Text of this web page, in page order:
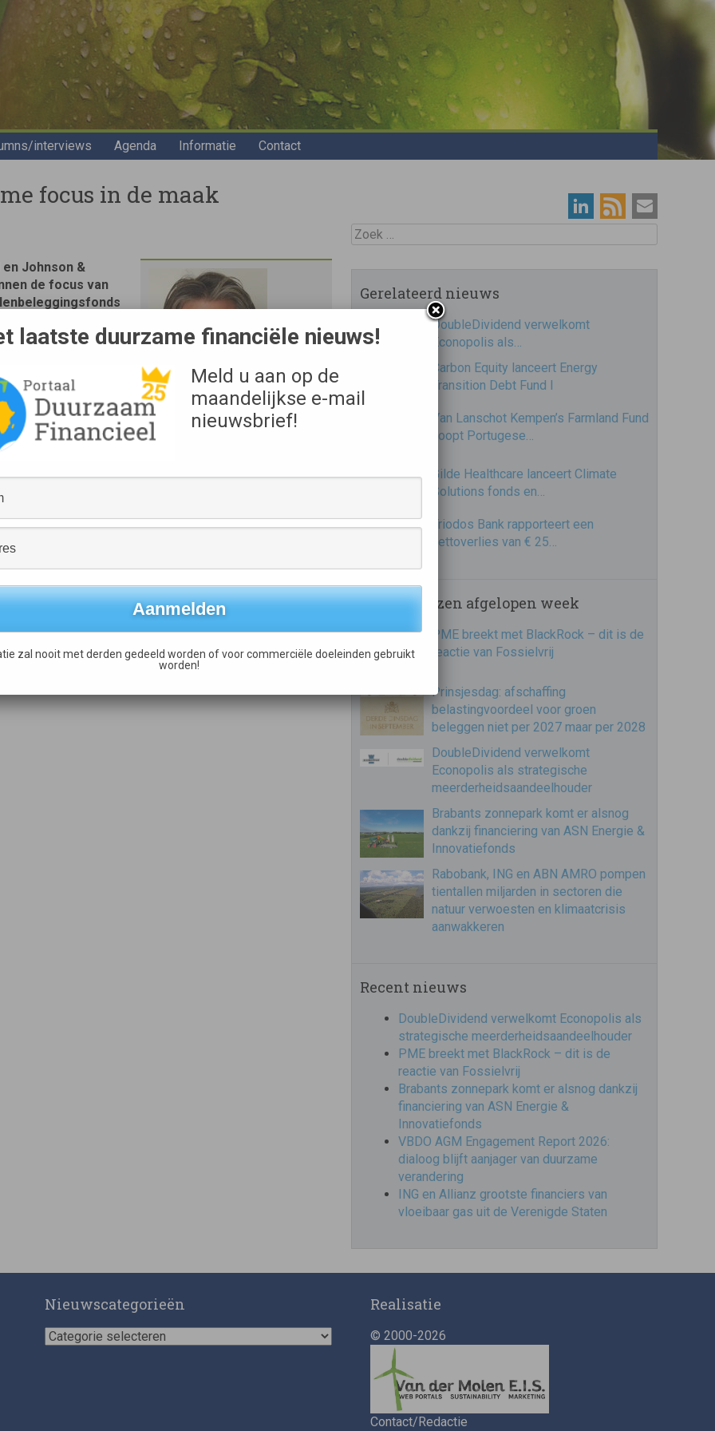
interviews Agenda Informatie Contact
focus in de maak
Lees het volledige artikel
Johnson &
de focus van
duurzame focus
Kastrop uit, een
Wereldwijde benchmark voor duurzaamheid start
Zoek
Gerelateerd nieuws
DoubleDividend verwelkomt
Econopolis als…
Carbon Equity lanceert Energy
Transition Debt Fund I
Van Lanschot Kempen’s Farmland Fund
koopt Portugese…
Gilde Healthcare lanceert Climate
Solutions fonds en…
Triodos Bank rapporteert een
nettoverlies van € 25…
Meest gelezen afgelopen week
PME breekt met BlackRock – dit is de
reactie van Fossielvrij
Prinsjesdag: afschaffing
belastingvoordeel voor groen
beleggen niet per 2027 maar per 2028
DoubleDividend verwelkomt
Econopolis als strategische
meerderheidsaandeelhouder
Brabants zonnepark komt er alsnog
dankzij financiering van ASN Energie &
Innovatiefonds
Rabobank, ING en ABN AMRO pompen
tientallen miljarden in sectoren die
natuur verwoesten en klimaatcrisis
aanwakkeren
Recent nieuws
DoubleDividend verwelkomt Econopolis als
strategische meerderheidsaandeelhouder
PME breekt met BlackRock – dit is de
reactie van Fossielvrij
Brabants zonnepark komt er alsnog dankzij
financiering van ASN Energie &
Innovatiefonds
VBDO AGM Engagement Report 2026:
dialoog blijft aanjager van duurzame
verandering
ING en Allianz grootste financiers van
vloeibaar gas uit de Verenigde Staten
Nieuwscategorieën
Nieuwscategorieën
Realisatie
© 2000-2026
Contact/Redactie
laatste duurzame financiële nieuws!
Meld u aan op de
maandelijkse e-mail
nieuwsbrief!
zal nooit met derden gedeeld worden of voor commerciële doeleinden gebruikt
worden!